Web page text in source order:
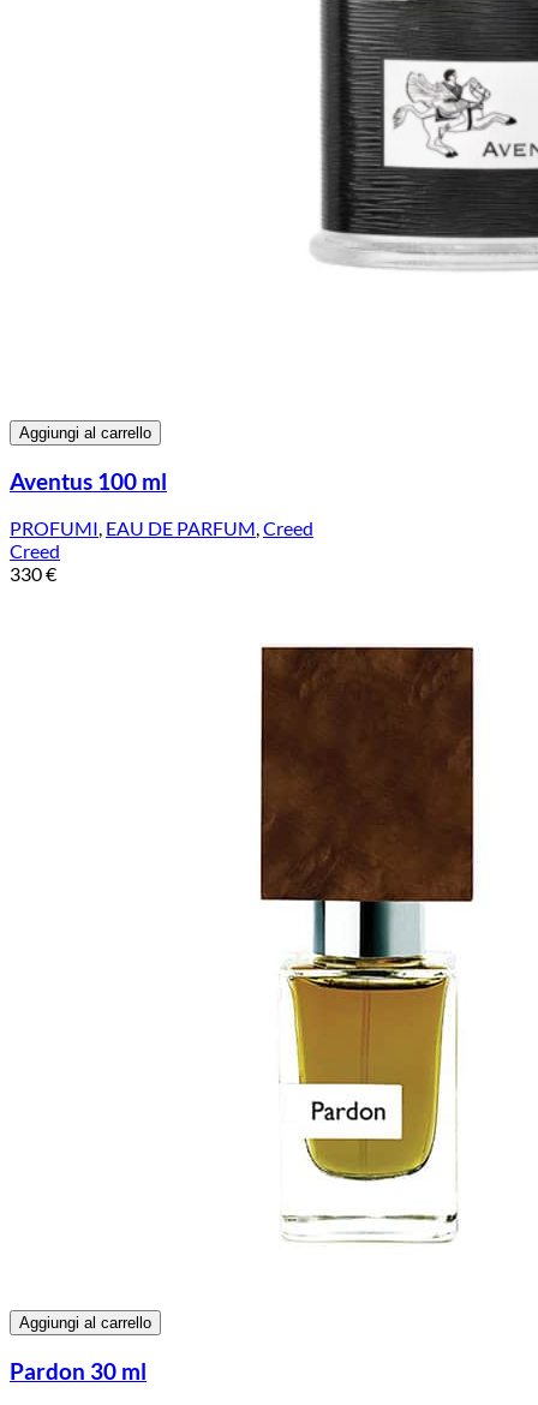
Aggiungi al carrello
Aventus 100 ml
PROFUMI, EAU DE PARFUM,Creed
Creed
330€
Aggiungi al carrello
Pardon 30 ml